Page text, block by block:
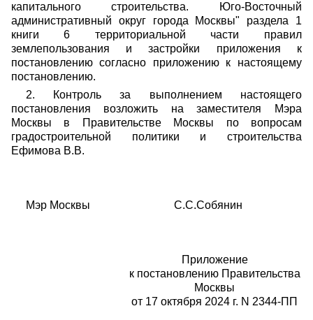
капитального строительства. Юго-Восточный
административный округ города Москвы" раздела 1
книги 6 территориальной части правил
землепользования и застройки приложения к
постановлению согласно приложению к настоящему
постановлению.
2. Контроль за выполнением настоящего
постановления возложить на заместителя Мэра
Москвы в Правительстве Москвы по вопросам
градостроительной политики и строительства
Ефимова В.В.
Мэр Москвы С.С.Собянин
Приложение
к постановлению Правительства
Москвы
от 17 октября 2024 г. N 2344-ПП